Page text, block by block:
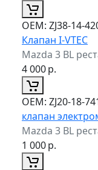
ОЕМ: ZJ38-14-
Клапан I-VTEC
Mazda 3 BL
4 000р.
ОЕМ: ZJ20-18-
клапан
Mazda 3 BL
1 000р.